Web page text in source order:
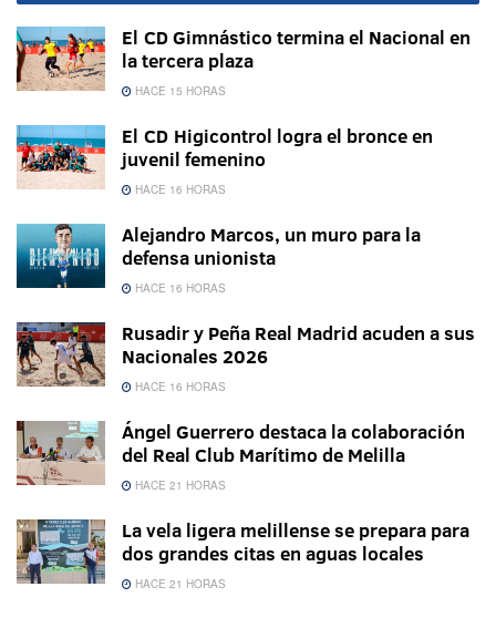
El CD Gimnástico termina el Nacional en
la tercera plaza
HACE 15 HORAS
El CD Higicontrol logra el bronce en
juvenil femenino
HACE 16 HORAS
Alejandro Marcos, un muro para la
defensa unionista
HACE 16 HORAS
Rusadir y Peña Real Madrid acuden a sus
Nacionales 2026
HACE 16 HORAS
Ángel Guerrero destaca la colaboración
del Real Club Marítimo de Melilla
HACE 21 HORAS
La vela ligera melillense se prepara para
dos grandes citas en aguas locales
HACE 21 HORAS